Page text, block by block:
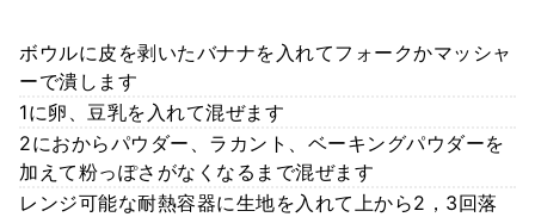
ボウルに皮を剥いたバナナを入れてフォークかマッシャ
ーで潰します
1に卵、豆乳を入れて混ぜます
2におからパウダー、ラカント、ベーキングパウダーを
加えて粉っぽさがなくなるまで混ぜます
レンジ可能な耐熱容器に生地を入れて上から2，3回落